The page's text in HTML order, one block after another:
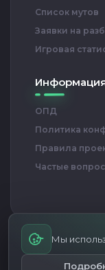
Список мутов
Заявки на
Игровая
ОПД
Политика
Правила
Частые
RED BULL ARENA —
Мы